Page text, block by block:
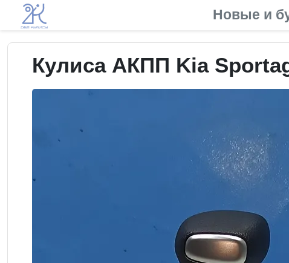
Новые и
Кулиса АКПП Kia